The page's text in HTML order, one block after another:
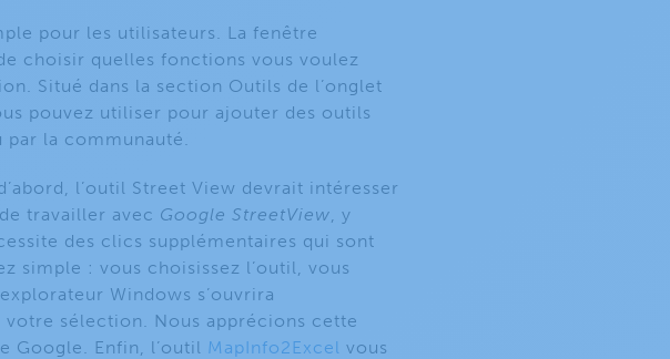
pour les utilisateurs. La fenêtre
choisir quelles fonctions vous voulez
Situé dans la section Outils de l’onglet
pouvez utiliser pour ajouter des outils
par la communauté.
l’outil Street View devrait intéresser
travailler avec Google StreetView, y
des clics supplémentaires qui sont
simple : vous choisissez l’outil, vous
Windows s’ouvrira
sélection. Nous apprécions cette
Google. Enfin, l’outil MapInfo2Excel vous